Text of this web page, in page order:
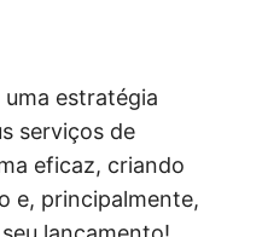
estratégia
serviços de
eficaz, criando
e, principalmente,